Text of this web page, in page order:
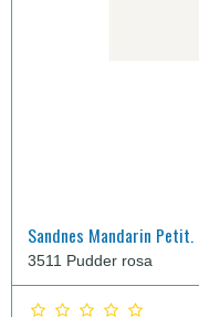
Sandnes Mandarin Petit.
3511 Pudder rosa